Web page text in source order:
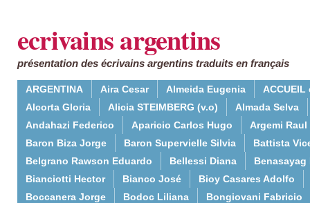
ecrivains argentins
présentation des écrivains argentins traduits en français
ARGENTINA Aira Cesar Almeida Eugenia
ACCUEIL
Alcorta Gloria
Alicia STEIMBERG (v.o)
Almada Selva
Andahazi Federico
Aparicio Carlos Hugo
Argemi Raul
Baron Biza Jorge
Baron Supervielle Silvia
Battista
Belgrano Rawson Eduardo
Bellessi Diana
Benasayag
Bianciotti Hector
Bianco José
Bioy Casares Adolfo
Boccanera Jorge
Bodoc Liliana
Bongiovani Fabricio